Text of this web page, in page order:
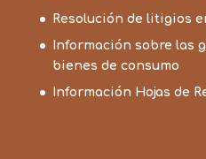
Resolución de litigios
Información sobre las
bienes de consumo
Información Hojas de